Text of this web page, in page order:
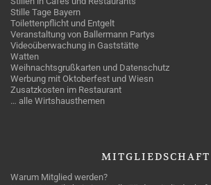
Stille Tage Bayern
Toilettenpflicht und Entgelt
Veranstaltung von Ballermann Partys
Videoüberwachung in Gaststätte
Watten
Weihnachtsgrußkarten und Datenschutz
Werbung mit Oktoberfest und Wiesn
Zusatzkosten im Restaurant
… alle Wirtshausthemen
MITGLIEDSCHAFT
Warum Mitglied werden?